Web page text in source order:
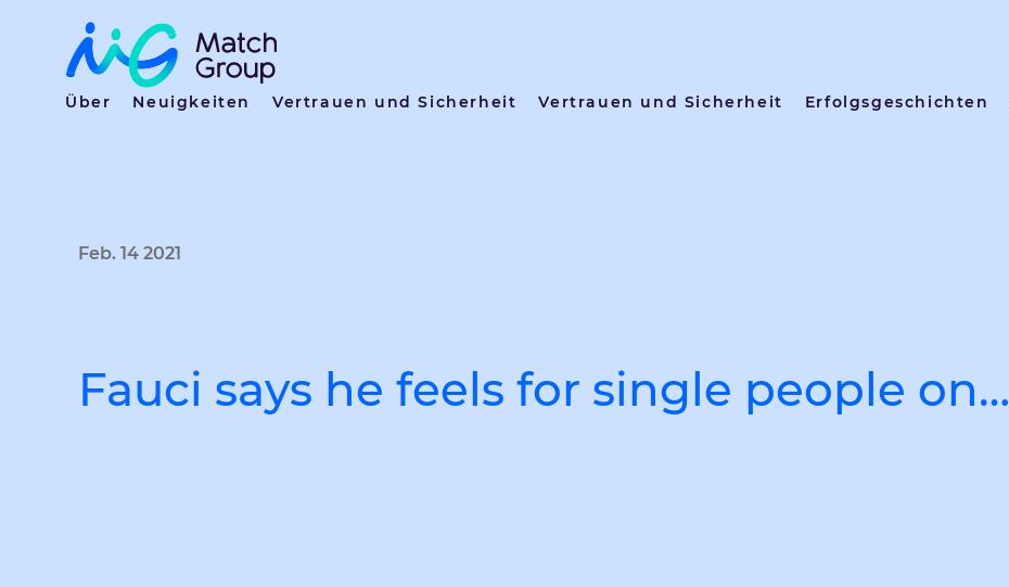
Über Neuigkeiten Vertrauen und Sicherheit Vertrauen und Sicherheit Erfolgsgeschichten
Feb. 14 2021
Fauci says he feels for single people on…